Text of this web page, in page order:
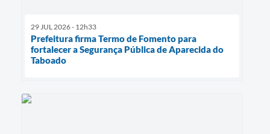
29 JUL 2026 - 12h33
Prefeitura firma Termo de Fomento para
fortalecer a Segurança Pública de Aparecida do
Taboado